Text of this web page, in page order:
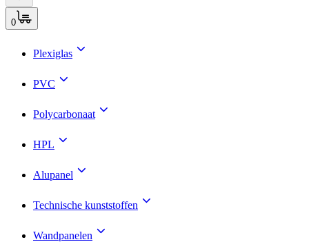
0
Plexiglas
PVC
Polycarbonaat
HPL
Alupanel
Technische kunststoffen
Wandpanelen